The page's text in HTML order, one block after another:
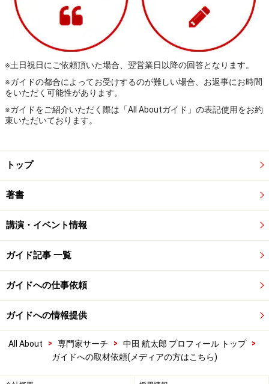
※土日祝日にご依頼頂いた場合、翌営業日以降の回答となります。
※ガイドの都合によってお受けするのが難しい場合、お返事にお時間
をいただく可能性があります。
※ガイドをご紹介いただく際は「All Aboutガイド」の表記使用をお約
束いただいております。
トップ
著書
講演・イベント情報
ガイド記事 一覧
ガイドへの仕事依頼
ガイドへの情報提供
All About > 専門家サーチ > 中田 航太郎 プロフィール トップ
>
ガイドへの取材依頼(メディアの方はこちら)